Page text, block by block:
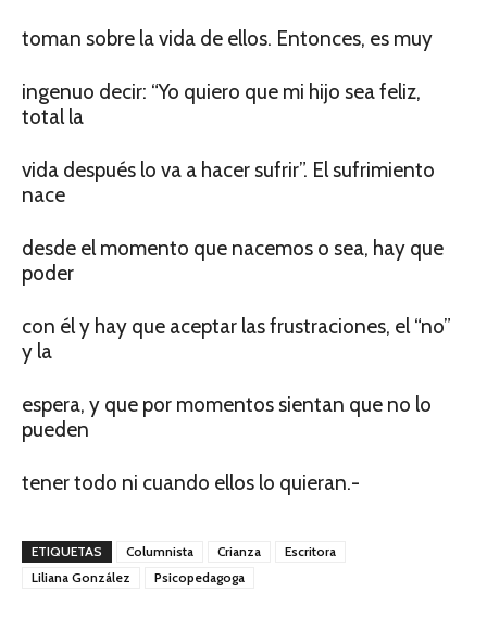
toman sobre la vida de ellos. Entonces, es muy
ingenuo decir: “Yo quiero que mi hijo sea feliz,
total la
vida después lo va a hacer sufrir”. El sufrimiento
nace
desde el momento que nacemos o sea, hay que
poder
con él y hay que aceptar las frustraciones, el “no”
y la
espera, y que por momentos sientan que no lo
pueden
tener todo ni cuando ellos lo quieran.-
ETIQUETAS Columnista Crianza
Escritora
Liliana González
Psicopedagoga